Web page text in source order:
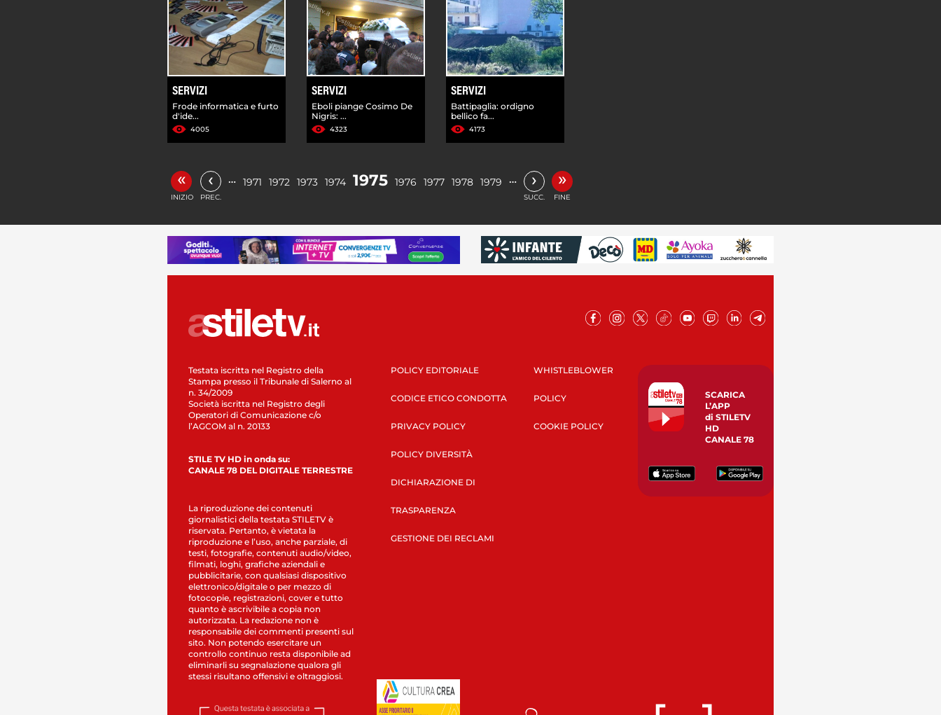
SERVIZI
Frode informatica e furto
d'ide...
4005
SERVIZI
Eboli piange Cosimo De
Nigris: ...
4323
SERVIZI
Battipaglia: ordigno
bellico fa...
4173
«
INIZIO
‹
PREC.
… 1971 1972 1973 1974 1975 1976 1977 1978 1979 … ›
SUCC.
»
FINE
Testata iscritta nel Registro della
Stampa presso il Tribunale di Salerno al
n. 34/2009
Società iscritta nel Registro degli
Operatori di Comunicazione c/o
l’AGCOM al n. 20133
STILE TV HD in onda su:
CANALE 78 DEL DIGITALE TERRESTRE
La riproduzione dei contenuti
giornalistici della testata STILETV è
riservata. Pertanto, è vietata la
riproduzione e l’uso, anche parziale, di
testi, fotografie, contenuti audio/video,
filmati, loghi, grafiche aziendali e
pubblicitarie, con qualsiasi dispositivo
elettronico/digitale o per mezzo di
fotocopie, registrazioni, cover e tutto
quanto è ascrivibile a copia non
autorizzata. La redazione non è
responsabile dei commenti presenti sul
sito. Non potendo esercitare un
controllo continuo resta disponibile ad
eliminarli su segnalazione qualora gli
stessi risultano offensivi e oltraggiosi.
POLICY EDITORIALE
CODICE ETICO CONDOTTA
PRIVACY POLICY
POLICY DIVERSITÀ
DICHIARAZIONE DI
TRASPARENZA
GESTIONE DEI RECLAMI
WHISTLEBLOWER
POLICY
COOKIE POLICY
SCARICA
L’APP
di STILETV
HD
CANALE 78